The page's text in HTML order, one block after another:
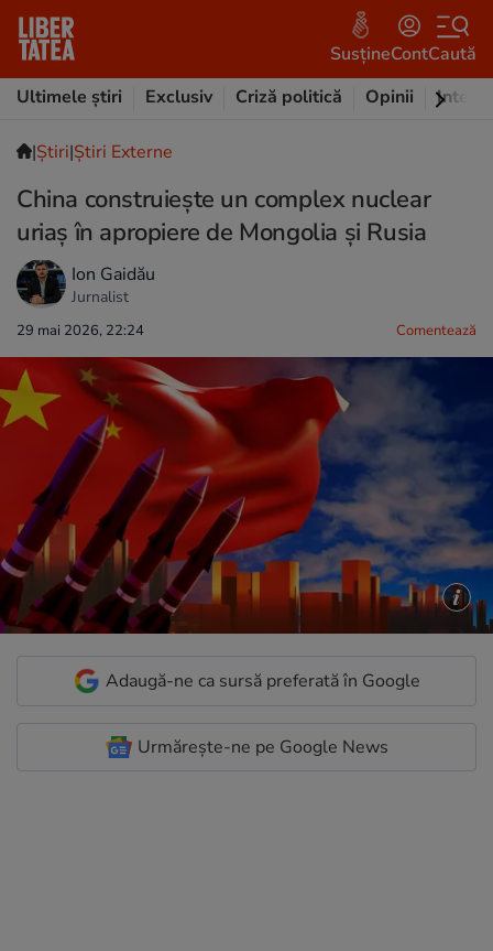
SusțineContCaută
Ultimele știri
Exclusiv Criză politică Opinii
|Ştiri|Știri Externe
China construiește un complex nuclear
uriaș în apropiere de Mongolia și Rusia
Ion Gaidău
Jurnalist
29 mai 2026, 22:24 Comentează
Adaugă-ne ca sursă preferată în Google
Urmărește-ne pe Google News